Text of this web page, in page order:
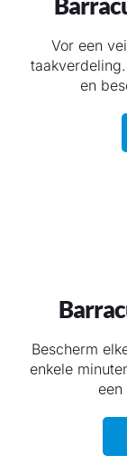
Vor een
en
Bescherm
enkele